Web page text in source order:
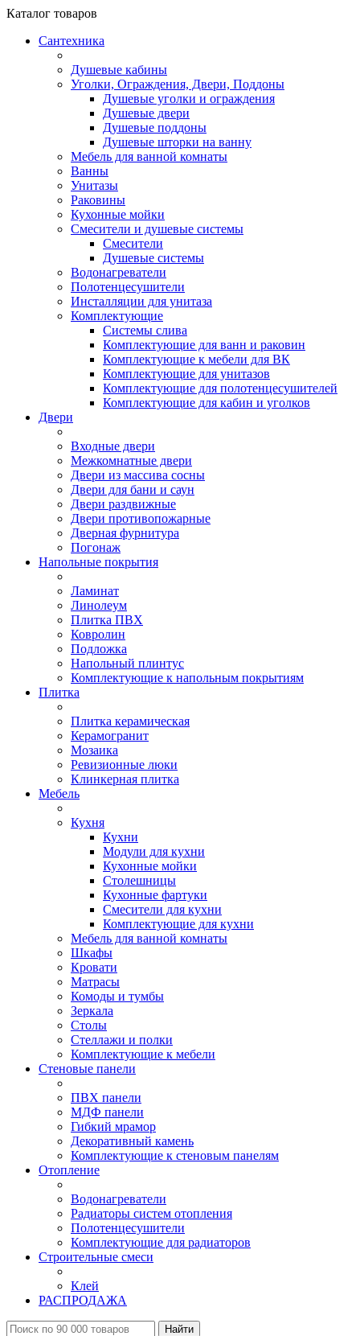
Каталог товаров
Сантехника
Душевые кабины
Уголки, Ограждения, Двери, Поддоны
Душевые уголки и ограждения
Душевые двери
Душевые поддоны
Душевые шторки на ванну
Мебель для ванной комнаты
Ванны
Унитазы
Раковины
Кухонные мойки
Смесители и душевые системы
Смесители
Душевые системы
Водонагреватели
Полотенцесушители
Инсталляции для унитаза
Комплектующие
Системы слива
Комплектующие для ванн и раковин
Комплектующие к мебели для ВК
Комплектующие для унитазов
Комплектующие для полотенцесушителей
Комплектующие для кабин и уголков
Двери
Входные двери
Межкомнатные двери
Двери из массива сосны
Двери для бани и саун
Двери раздвижные
Двери противопожарные
Дверная фурнитура
Погонаж
Напольные покрытия
Ламинат
Линолеум
Плитка ПВХ
Ковролин
Подложка
Напольный плинтус
Комплектующие к напольным покрытиям
Плитка
Плитка керамическая
Керамогранит
Мозаика
Ревизионные люки
Клинкерная плитка
Мебель
Кухня
Кухни
Модули для кухни
Кухонные мойки
Столешницы
Кухонные фартуки
Смесители для кухни
Комплектующие для кухни
Мебель для ванной комнаты
Шкафы
Кровати
Матрасы
Комоды и тумбы
Зеркала
Столы
Стеллажи и полки
Комплектующие к мебели
Стеновые панели
ПВХ панели
МДФ панели
Гибкий мрамор
Декоративный камень
Комплектующие к стеновым панелям
Отопление
Водонагреватели
Радиаторы систем отопления
Полотенцесушители
Комплектующие для радиаторов
Строительные смеси
Клей
РАСПРОДАЖА
Найти